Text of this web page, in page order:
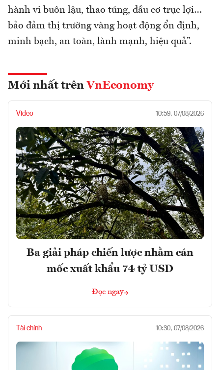
hành vi buôn lậu, thao túng, đầu cơ trục lợi…
bảo đảm thị trường vàng hoạt động ổn định,
minh bạch, an toàn, lành mạnh, hiệu quả”.
Mới nhất trên VnEconomy
Video 10:59, 07/08/2026
Ba giải pháp chiến lược nhằm cán
mốc xuất khẩu 74 tỷ USD
Đọc ngay
Tài chính 10:30, 07/08/2026